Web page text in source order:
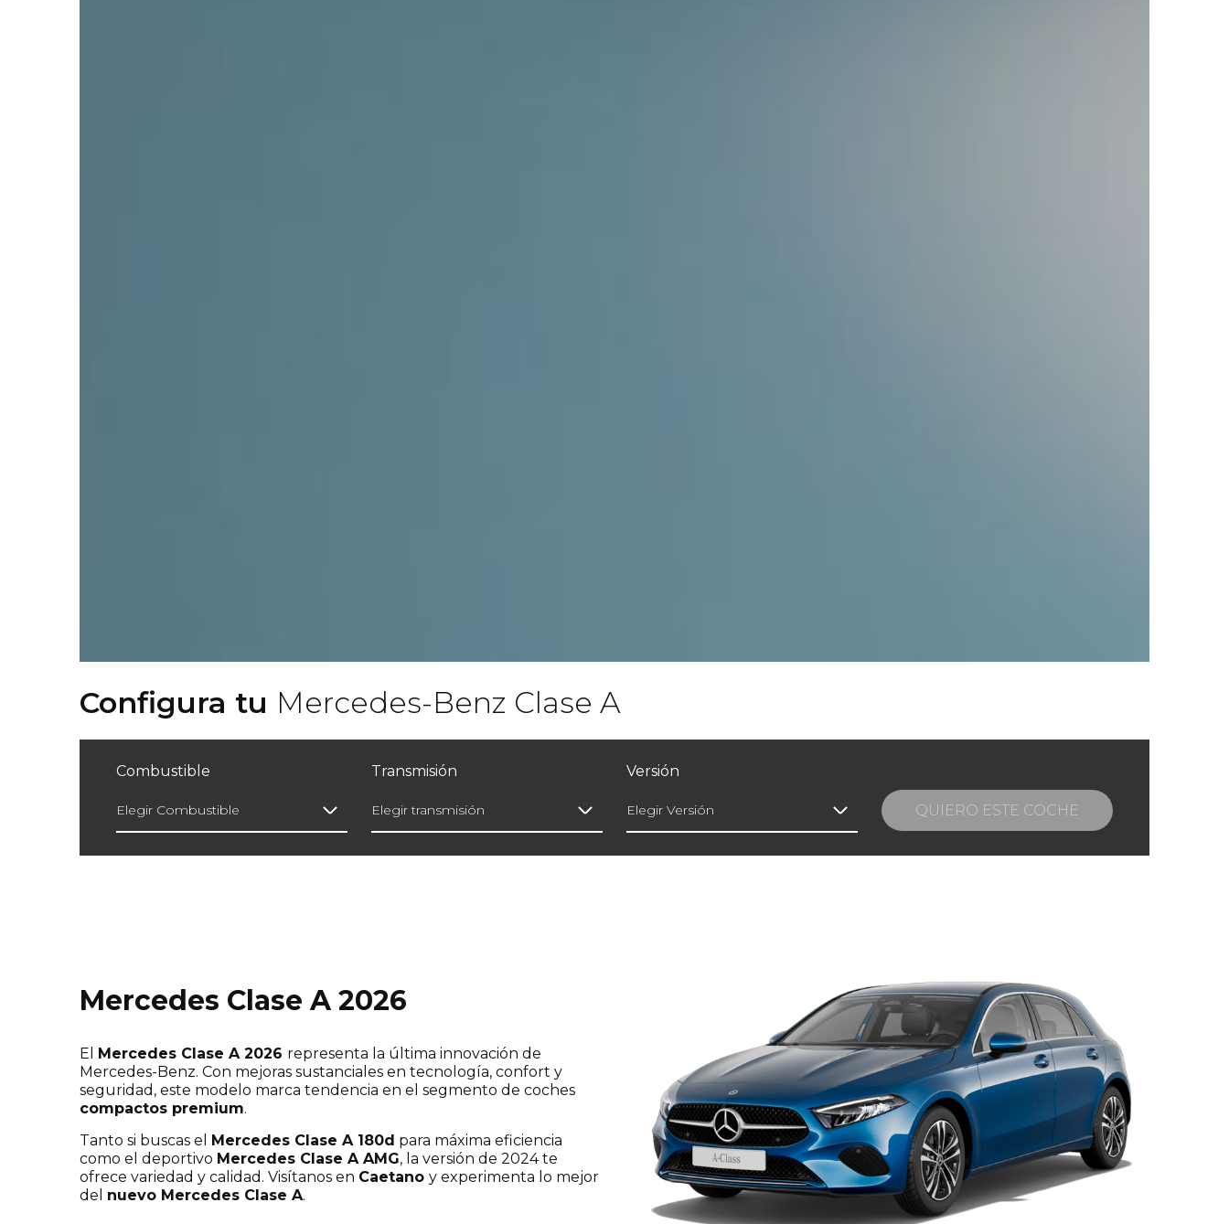
Configura tu Mercedes-Benz Clase A
Combustible
Elegir Combustible
Transmisión
Elegir transmisión
Versión
Elegir Versión QUIERO ESTE COCHE
Mercedes Clase A 2026
El Mercedes Clase A 2026 representa la última innovación de
Mercedes-Benz. Con mejoras sustanciales en tecnología, confort y
seguridad, este modelo marca tendencia en el segmento de coches
compactos premium.
Tanto si buscas el
Mercedes Clase A 180d para máxima eficiencia
como el deportivo Mercedes Clase A AMG, la versión de 2024 te
ofrece variedad y calidad. Visítanos en Caetano y experimenta lo mejor
del nuevo Mercedes Clase A.